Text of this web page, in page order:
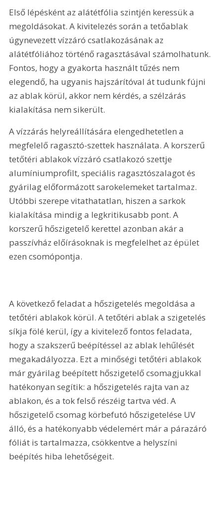
Első lépésként az alátétfólia szintjén keressük a
megoldásokat. A kivitelezés során a tetőablak
úgynevezett vízzáró csatlakozásának az
alátétfóliához történő ragasztásával számolhatunk.
Fontos, hogy a gyakorta használt tűzés nem
elegendő, ha ugyanis hajszárítóval át tudunk fújni
az ablak körül, akkor nem kérdés, a szélzárás
kialakítása nem sikerült.
A vízzárás helyreállítására elengedhetetlen a
megfelelő ragasztó-szettek használata. A korszerű
tetőtéri ablakok vízzáró csatlakozó szettje
alumíniumprofilt, speciális ragasztószalagot és
gyárilag előformázott sarokelemeket tartalmaz.
Utóbbi szerepe vitathatatlan, hiszen a sarkok
kialakítása mindig a legkritikusabb pont. A
korszerű hőszigetelő kerettel azonban akár a
passzívház előírásoknak is megfelelhet az épület
ezen csomópontja.
A következő feladat a hőszigetelés megoldása a
tetőtéri ablakok körül. A tetőtéri ablak a szigetelés
síkja fölé kerül, így a kivitelező fontos feladata,
hogy a szakszerű beépítéssel az ablak lehűlését
megakadályozza. Ezt a minőségi tetőtéri ablakok
már gyárilag beépített hőszigetelő csomagjukkal
hatékonyan segítik: a hőszigetelés rajta van az
ablakon, és a tok felső részéig tartva véd. A
hőszigetelő csomag körbefutó hőszigetelése UV
álló, és a hatékonyabb védelemért már a párazáró
fóliát is tartalmazza, csökkentve a helyszíni
beépítés hiba lehetősé­geit.